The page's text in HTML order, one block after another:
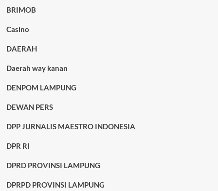
BRIMOB
Casino
DAERAH
Daerah way kanan
DENPOM LAMPUNG
DEWAN PERS
DPP JURNALIS MAESTRO INDONESIA
DPR RI
DPRD PROVINSI LAMPUNG
DPRPD PROVINSI LAMPUNG